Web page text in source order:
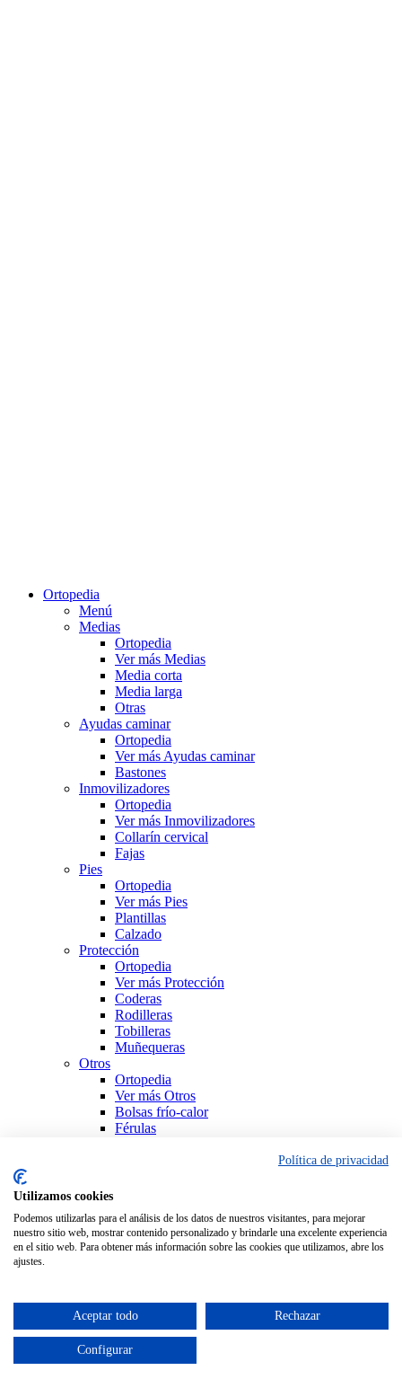
Ortopedia
Menú
Medias
Ortopedia
Ver más Medias
Media corta
Media larga
Otras
Ayudas caminar
Ortopedia
Ver más Ayudas caminar
Bastones
Inmovilizadores
Ortopedia
Ver más Inmovilizadores
Collarín cervical
Fajas
Pies
Ortopedia
Ver más Pies
Plantillas
Calzado
Protección
Ortopedia
Ver más Protección
Coderas
Rodilleras
Tobilleras
Muñequeras
Otros
Ortopedia
Ver más Otros
Bolsas frío-calor
Férulas
Política de privacidad
Utilizamos cookies
Podemos utilizarlas para el análisis de los datos de nuestros visitantes, para mejorar
nuestro sitio web, mostrar contenido personalizado y brindarle una excelente experiencia
en el sitio web. Para obtener más información sobre las cookies que utilizamos, abre los
ajustes.
Aceptar todo Rechazar
Configurar